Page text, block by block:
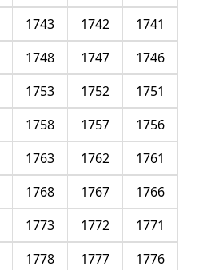
1741
1742
1743
1746
1747
1748
1751
1752
1753
1756
1757
1758
1761
1762
1763
1766
1767
1768
1771
1772
1773
1776
1777
1778